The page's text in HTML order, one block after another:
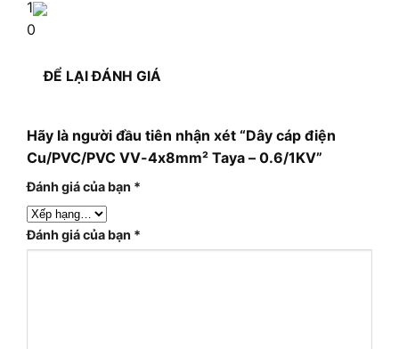
1
0
ĐỂ LẠI ĐÁNH GIÁ
Hãy là người đầu tiên nhận xét “Dây cáp điện
Cu/PVC/PVC VV-4x8mm² Taya – 0.6/1KV”
Đánh giá của bạn *
Đánh giá của bạn *